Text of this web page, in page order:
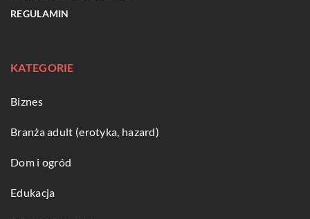
REGULAMIN
KATEGORIE
Biznes
Branża adult (erotyka, hazard)
Dom i ogród
Edukacja